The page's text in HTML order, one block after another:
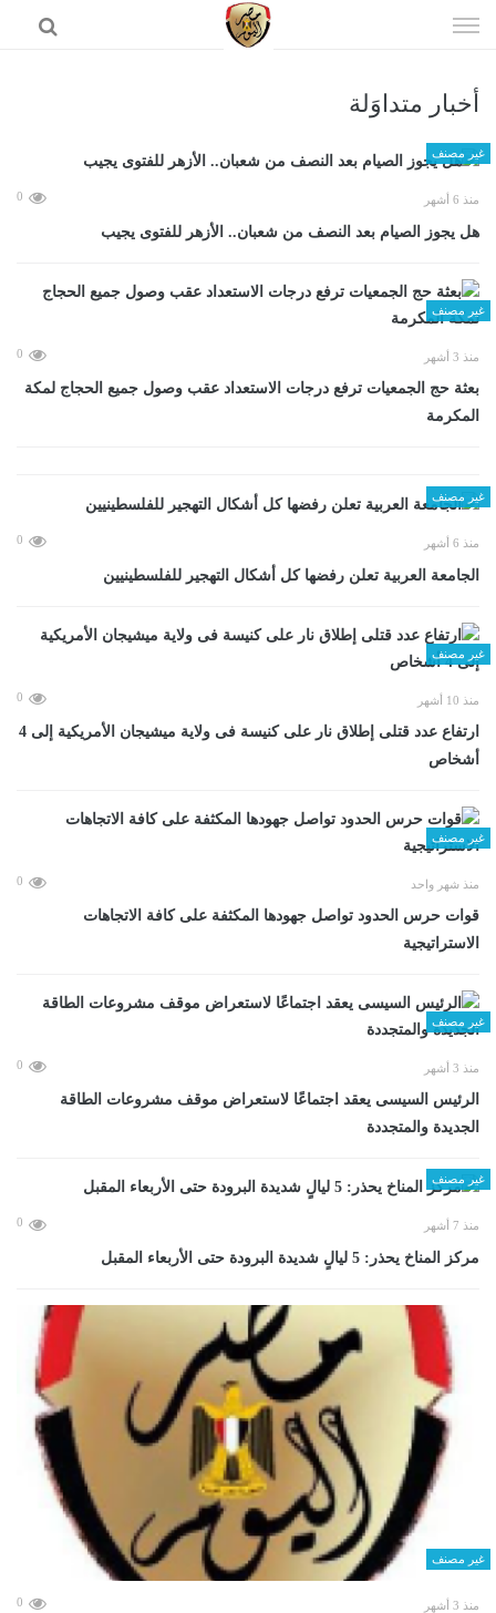
الى
أخبار متداوَلة
غير مصنف
منذ 6 أشهر 0
هل يجوز الصيام بعد النصف من شعبان.. الأزهر للفتوى يجيب
غير مصنف
منذ 3 أشهر 0
بعثة حج الجمعيات ترفع درجات الاستعداد عقب وصول جميع الحجاج لمكة
المكرمة
غير مصنف
منذ 6 أشهر 0
الجامعة العربية تعلن رفضها كل أشكال التهجير للفلسطينيين
غير مصنف
منذ 10 أشهر 0
ارتفاع عدد قتلى إطلاق نار على كنيسة فى ولاية ميشيجان الأمريكية إلى 4
أشخاص
غير مصنف
منذ شهر واحد 0
قوات حرس الحدود تواصل جهودها المكثفة على كافة الاتجاهات
الاستراتيجية
غير مصنف
منذ 3 أشهر 0
الرئيس السيسى يعقد اجتماعًا لاستعراض موقف مشروعات الطاقة
الجديدة والمتجددة
غير مصنف
منذ 7 أشهر 0
مركز المناخ يحذر: 5 ليالٍ شديدة البرودة حتى الأربعاء المقبل
غير مصنف
منذ 3 أشهر 0